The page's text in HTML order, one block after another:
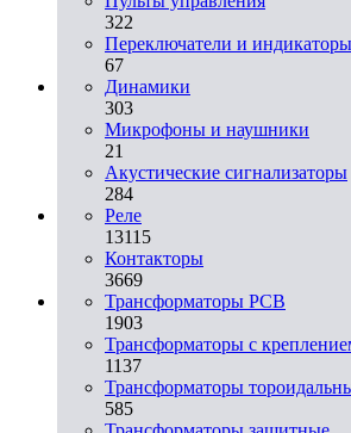
322
Переключатели и
67
Динамики
303
Микрофоны и наушники
21
Акустические сигнализаторы
284
Реле
13115
Контакторы
3669
Трансформаторы PCB
1903
Трансформаторы с
1137
Трансформаторы
585